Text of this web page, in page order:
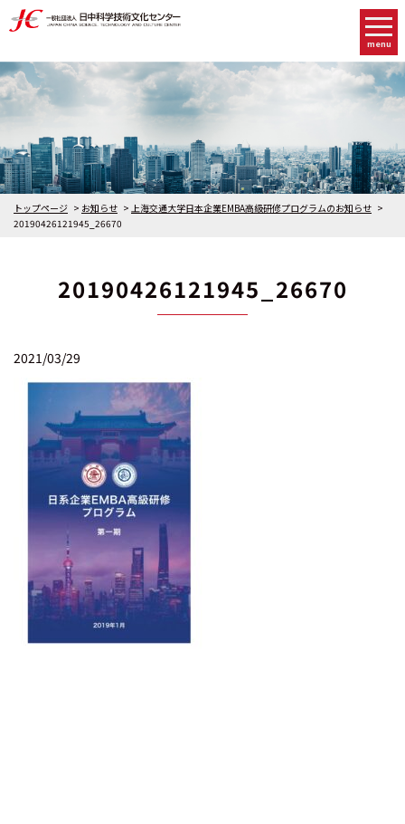
menu
トップページ お知らせ
上海交通大学日本企業EMBA高級研修プログラムのお知らせ
20190426121945_26670
20190426121945_26670
2021/03/29